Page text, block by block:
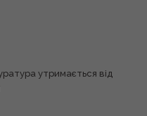
утримається від